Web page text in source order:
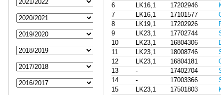
6
LK16,1 17202946
7
LK16,1 17101577
8
LK19,1 17202926
9
LK23,1 17702744
10
LK23,1 16804306
11
LK23,1 18008746
12
LK23,1 16804181
13
- 17402704
14
- 17003366
15
LK23,1 17501803